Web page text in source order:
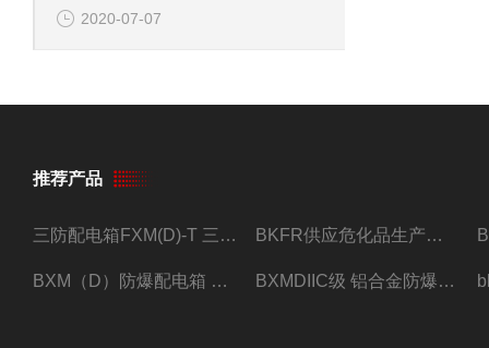
2020-07-07
推荐产品
三防配电箱FXM(D)-T 三防型黑色工程塑料 BKFR供应危化品生产车间1.5匹2匹3匹5匹防爆空调
BXM（D）防爆配电箱 防爆照明动力箱厂家 定做 BXMDIIC级 铝合金防爆照明动力配电箱 加工定做